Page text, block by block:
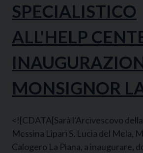
SPECIALISTICO
ALL'HELP
MONSIGNOR
<![CDATA[Sarà l’Arcivescovo
Messina Lipari S. Lucia del Mela,
Calogero La Piana, a inaugurare,